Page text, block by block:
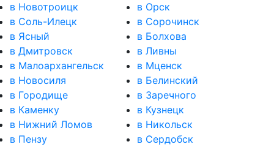
в Новотроицк
в Орск
в Соль-Илецк
в Сорочинск
в Ясный
в Болхова
в Дмитровск
в Ливны
в Малоархангельск
в Мценск
в Новосиля
в Белинский
в Городище
в Заречного
в Каменку
в Кузнецк
в Нижний Ломов
в Никольск
в Пензу
в Сердобск